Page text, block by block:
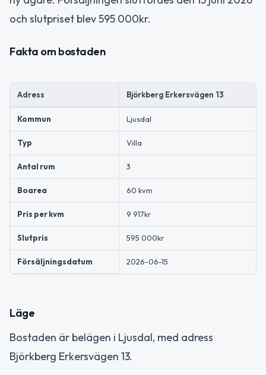
och slutpriset blev 595 000kr.
Fakta om bostaden
Adress Björkberg Erkersvägen 13
Kommun Ljusdal
Typ Villa
Antal rum 3
Boarea 60 kvm
Pris per kvm 9 917kr
Slutpris 595 000kr
Försäljningsdatum 2026-06-15
Läge
Bostaden är belägen i Ljusdal, med adress
Björkberg Erkersvägen 13.